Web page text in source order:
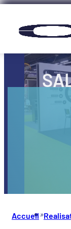
Panneau de
Accueil»